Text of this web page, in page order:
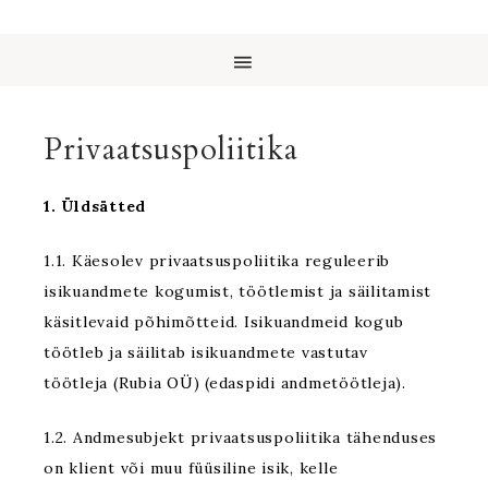
Privaatsuspoliitika
1. Üldsätted
1.1. Käesolev privaatsuspoliitika reguleerib
isikuandmete kogumist, töötlemist ja säilitamist
käsitlevaid põhimõtteid. Isikuandmeid kogub
töötleb ja säilitab isikuandmete vastutav
töötleja (Rubia OÜ) (edaspidi andmetöötleja).
1.2. Andmesubjekt privaatsuspoliitika tähenduses
on klient või muu füüsiline isik, kelle